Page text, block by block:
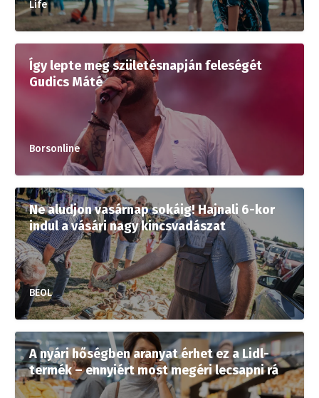
Life
Így lepte meg születésnapján feleségét
Gudics Máté
Borsonline
Ne aludjon vasárnap sokáig! Hajnali 6-kor
indul a vásári nagy kincsvadászat
BEOL
A nyári hőségben aranyat érhet ez a Lidl-
termék – ennyiért most megéri lecsapni rá